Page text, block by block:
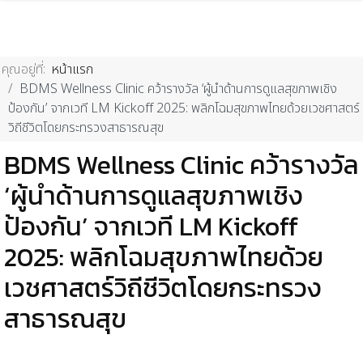
คุณอยู่ที่: หน้าแรก
BDMS Wellness Clinic คว้ารางวัล ‘ผู้นำด้านการดูแลสุขภาพเชิง
ป้องกัน’ จากเวที LM Kickoff 2025: พลิกโฉมสุขภาพไทยด้วยเวชศาสตร์
วิถีชีวิตโดยกระทรวงสาธารณสุข
BDMS Wellness Clinic คว้ารางวัล
‘ผู้นำด้านการดูแลสุขภาพเชิง
ป้องกัน’ จากเวที LM Kickoff
2025: พลิกโฉมสุขภาพไทยด้วย
เวชศาสตร์วิถีชีวิตโดยกระทรวง
สาธารณสุข